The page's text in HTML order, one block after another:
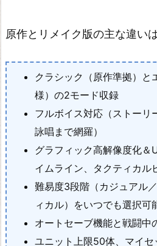
ジ
V
原作とリメイク版の主な違い
クラシック（原作準拠）と
様）の2モード収録
フルボイス対応（ストーリ
詠唱まで網羅）
グラフィック高解像度化＆
イムライン、タクティカル
難易度3段階（カジュアル
ィカル）をいつでも選択可
オートセーブ機能と戦闘中
ユニット上限50体、マイセ